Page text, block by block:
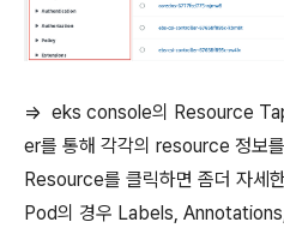
=> eks console의 Resource
er를 통해 각각의 resource 정보
Resource를 클릭하면 좀더 자세
Pod의 경우 Labels,